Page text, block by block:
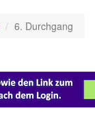
6. Durchgang